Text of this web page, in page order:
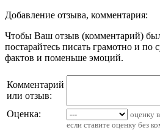
Добавление отзыва, комментария:
Чтобы Ваш отзыв (комментарий)
постарайтесь писать грамотно и по
фактов и поменьше эмоций.
Комментарий
или отзыв:
Оценка:
оценку
если ставите оценку без